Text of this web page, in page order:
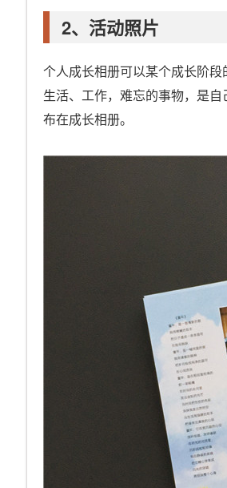
2、活动照片
个人成长相册可以某个成长阶
生活、工作，难忘的事物，是
布在成长相册。